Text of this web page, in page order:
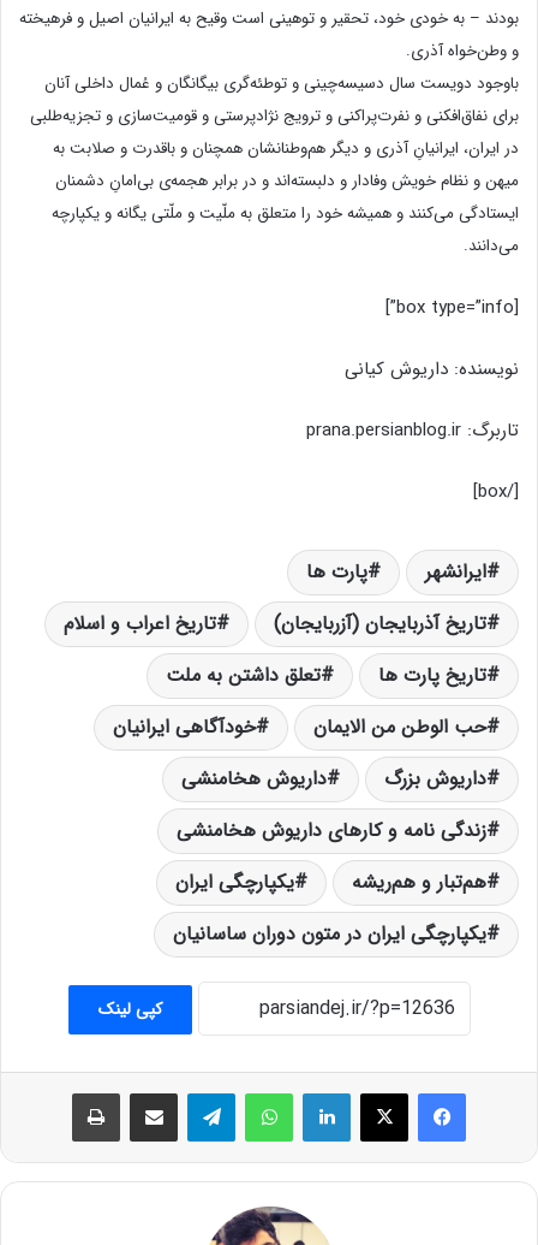
بودند – به خودی خود، تحقیر و توهینی است وقیح به ایرانیان اصیل و فرهیخته‌
و وطن‌خواه آذری.
باوجود دویست سال دسیسه‌چینی و توطئه‌گری بیگانگان و عُمال داخلی آنان
برای نفاق‌افکنی و نفرت‌پراکنی و ترویج نژادپرستی و قومیت‌سازی و تجزیه‌طلبی
در ایران، ایرانیانِ آذری و دیگر هم‌وطنانشان همچنان و باقدرت و صلابت به
میهن و نظام خویش وفادار و دلبسته‌اند و در برابر هجمه‌ی بی‌امانِ دشمنان
ایستادگی می‌کنند و همیشه خود را متعلق به ملّیت و ملّتی یگانه و یکپارچه
می‌دانند.
[box type=”info”]
نویسنده: داریوش کیانی
تاربرگ: prana.persianblog.ir
[/box]
ایرانشهر
پارت ها
تاریخ آذربایجان (آزربایجان)
تاریخ اعراب و اسلام
تاریخ پارت ها
تعلق داشتن به ملت
حب الوطن من الایمان
خودآگاهی ایرانیان
داریوش بزرگ
داریوش هخامنشی
زندگی نامه و کارهای داریوش هخامنشی
هم‌تبار و هم‌ریشه
یکپارچگی ایران
یکپارچگی ایران در متون دوران ساسانیان
کپی لینک
فیس بوک X لینکدین واتس آپ تلگرام اشتراک گذاری از طریق ایمیل چاپ